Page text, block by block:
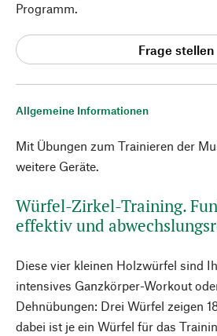
Allgemeine Informationen
Mit Übungen zum Trainieren der
weitere Geräte.
Würfel-Zirkel-Training.
effektiv und
Diese vier kleinen Holzwürfel sind
intensives Ganzkörper-Workout
Dehnübungen: Drei Würfel zeigen
dabei ist je ein Würfel für das
Programm.
Frage stellen